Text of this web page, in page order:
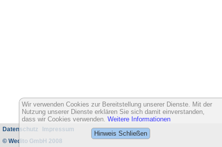
Datenschutz
Impressum
© Wedito GmbH 2008
Wir verwenden Cookies zur Bereitstellung unserer Dienste. Mit der
Nutzung unserer Dienste erklären Sie sich damit einverstanden,
dass wir Cookies verwenden. Weitere Informationen
Hinweis Schließen